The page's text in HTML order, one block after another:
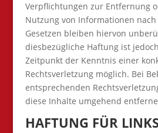
Verpflichtungen zur Entfernung
Nutzung von Informationen
Gesetzen bleiben hiervon
diesbezügliche Haftung ist
Zeitpunkt der Kenntnis einer
Rechtsverletzung möglich. Bei
entsprechenden
diese Inhalte umgehend
HAFTUNG FÜR